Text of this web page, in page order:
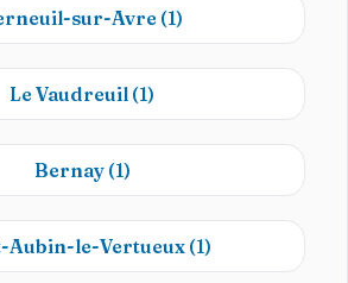
sur-Avre (1)
Le Vaudreuil (1)
Bernay (1)
Aubin-le-Vertueux(1)